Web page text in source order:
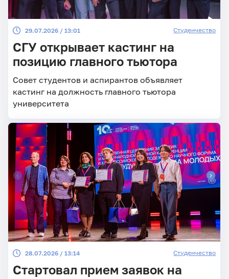
29.07.2026 / 13:01 Студенчество
СГУ открывает кастинг на
позицию главного тьютора
Совет студентов и аспирантов объявляет
кастинг на должность главного тьютора
университета
28.07.2026 / 13:14 Студенчество
Стартовал прием заявок на